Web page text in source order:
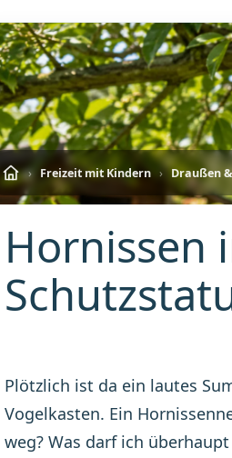
› Freizeit mit Kindern › Draußen
Hornissen
Plötzlich ist da ein lautes
Vogelkasten. Ein
weg? Was darf ich